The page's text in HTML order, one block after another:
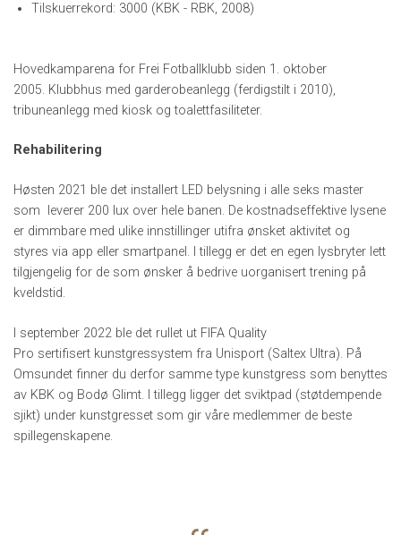
Tilskuerrekord: 3000 (KBK - RBK, 2008)
Hovedkamparena for Frei Fotballklubb siden 1. oktober
2005. Klubbhus med garderobeanlegg (ferdigstilt i 2010),
tribuneanlegg med kiosk og toalettfasiliteter.
Rehabilitering
Høsten 2021 ble det installert LED belysning i alle seks master
som leverer 200 lux over hele banen. De kostnadseffektive lysene
er dimmbare med ulike innstillinger utifra ønsket aktivitet og
styres via app eller smartpanel. I tillegg er det en egen lysbryter lett
tilgjengelig for de som ønsker å bedrive uorganisert trening på
kveldstid.
I september 2022 ble det rullet ut FIFA Quality
Pro sertifisert kunstgressystem fra Unisport (Saltex Ultra). På
Omsundet finner du derfor samme type kunstgress som benyttes
av KBK og Bodø Glimt. I tillegg ligger det sviktpad (støtdempende
sjikt) under kunstgresset som gir våre medlemmer de beste
spillegenskapene.